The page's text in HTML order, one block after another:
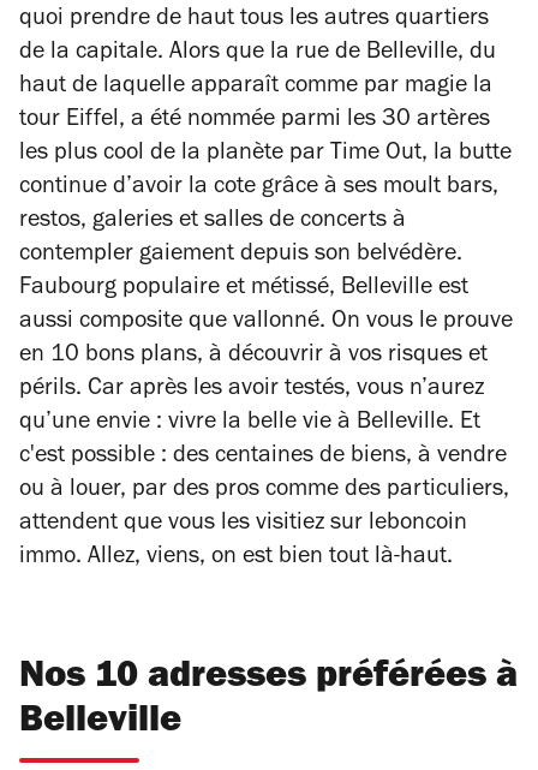
quoi prendre de haut tous les autres quartiers
de la capitale. Alors que la rue de Belleville, du
haut de laquelle apparaît comme par magie la
tour Eiffel, a été nommée parmi les 30 artères
les plus cool de la planète par Time Out, la butte
continue d’avoir la cote grâce à ses moult bars,
restos, galeries et salles de concerts à
contempler gaiement depuis son belvédère.
Faubourg populaire et métissé, Belleville est
aussi composite que vallonné. On vous le prouve
en 10 bons plans, à découvrir à vos risques et
périls. Car après les avoir testés, vous n’aurez
qu’une envie : vivre la belle vie à Belleville. Et
c'est possible : des centaines de biens, à vendre
ou à louer, par des pros comme des particuliers,
attendent que vous les visitiez sur leboncoin
immo. Allez, viens, on est bien tout là-haut.
Nos 10 adresses préférées à
Belleville